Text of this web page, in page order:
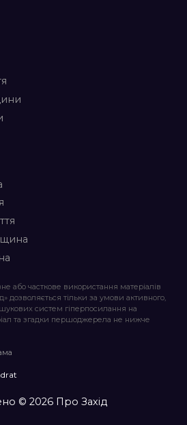
або часткове використання матеріалів
дозволяється тільки за умови активного,
систем гіперпосилання на
та згадки першоджерела не нижче
© 2026 Про Захід